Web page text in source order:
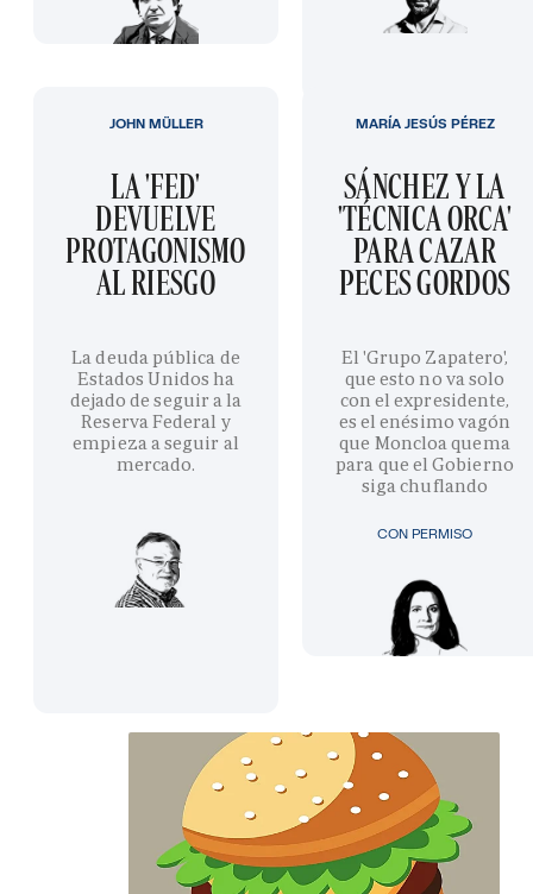
LA 'FED'
DEVUELVE
PROTAGONISMO
AL RIESGO
La deuda pública de
Estados Unidos ha
dejado de seguir a la
Reserva Federal y
empieza a seguir al
mercado.
JOHN MÜLLER
CON PERMISO
SÁNCHEZ Y LA
'TÉCNICA ORCA'
PARA CAZAR
PECES GORDOS
El 'Grupo Zapatero',
que esto no va solo
con el expresidente,
es el enésimo vagón
que Moncloa quema
para que el Gobierno
siga chuflando
MARÍA JESÚS PÉREZ